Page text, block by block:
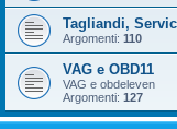
Tagliandi,
Argomenti: 110
VAG e OBD11
VAG e obdeleven
Argomenti: 127